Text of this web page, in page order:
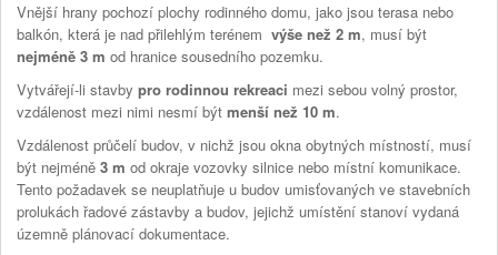
Vnější hrany pochozí plochy rodinného domu, jako jsou terasa nebo
balkón, která je nad přilehlým terénem výše než 2 m, musí být
nejméně 3 m od hranice sousedního pozemku.
Vytvářejí-li stavby pro rodinnou rekreaci mezi sebou volný prostor,
vzdálenost mezi nimi nesmí být menší než 10 m.
Vzdálenost průčelí budov, v nichž jsou okna obytných místností, musí
být nejméně 3 m od okraje vozovky silnice nebo místní komunikace.
Tento požadavek se neuplatňuje u budov umisťovaných ve stavebních
prolukách řadové zástavby a budov, jejichž umístění stanoví vydaná
územně plánovací dokumentace.